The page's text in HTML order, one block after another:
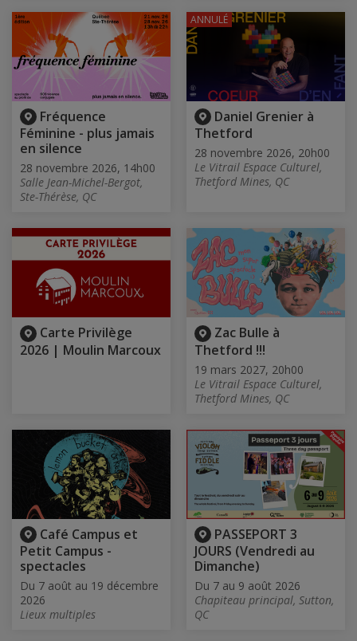
Fréquence
Féminine - plus jamais
en silence
28 novembre 2026, 14h00
Salle Jean-Michel-Bergot,
Ste-Thérèse, QC
Daniel Grenier à
Thetford
28 novembre 2026, 20h00
Le Vitrail Espace Culturel,
Thetford Mines, QC
ANNULÉ
Carte Privilège
2026 | Moulin Marcoux
Zac Bulle à
Thetford !!!
19 mars 2027, 20h00
Le Vitrail Espace Culturel,
Thetford Mines, QC
Café Campus et
Petit Campus -
spectacles
Du 7 août au 19 décembre
2026
Lieux multiples
PASSEPORT 3
JOURS (Vendredi au
Dimanche)
Du 7 au 9 août 2026
Chapiteau principal, Sutton,
QC